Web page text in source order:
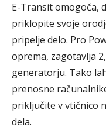
E-Transit omogoča,
priklopite svoje
pripelje delo. Pro
oprema, zagotavlja
generatorju. Tako
prenosne
priključite v vtičnico
dela.